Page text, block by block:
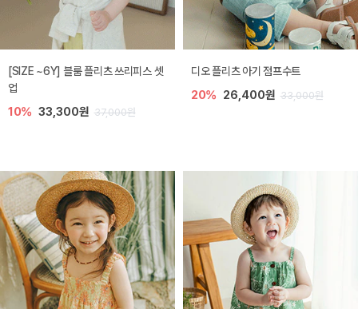
[SIZE ~6Y] 블룸 플리츠 쓰리피스 셋
업
10% 33,300원 37,000원
디오 플리츠 아기 점프수트
20% 26,400원 33,000원